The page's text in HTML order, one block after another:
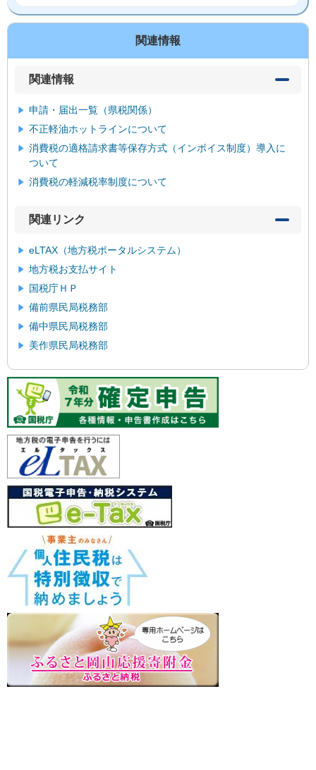
関連情報
関連情報
申請・届出一覧（県税関係）
不正軽油ホットラインについて
消費税の適格請求書等保存方式（インボイス制度）導入に
ついて
消費税の軽減税率制度について
関連リンク
eLTAX（地方税ポータルシステム）
地方税お支払サイト
国税庁ＨＰ
備前県民局税務部
備中県民局税務部
美作県民局税務部